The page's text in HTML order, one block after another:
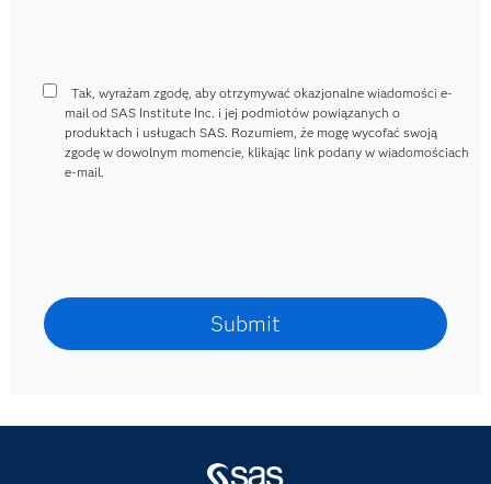
Tak, wyrażam zgodę, aby otrzymywać okazjonalne wiadomości e-
mail od SAS Institute Inc. i jej podmiotów powiązanych o
produktach i usługach SAS. Rozumiem, że mogę wycofać swoją
zgodę w dowolnym momencie, klikając link podany w wiadomościach
e-mail.